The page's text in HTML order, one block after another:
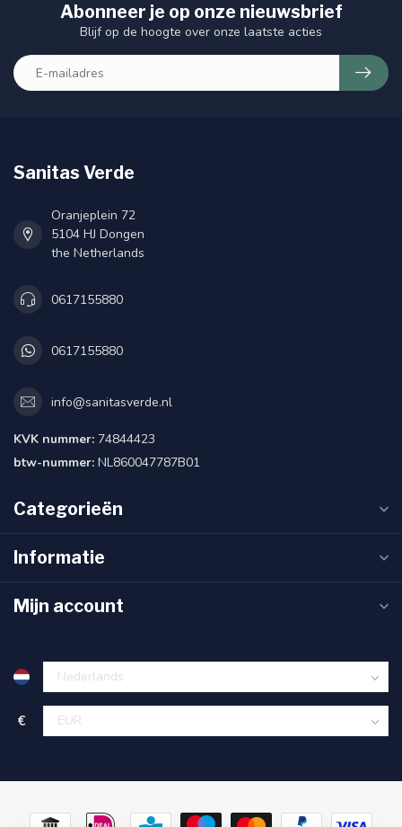
Abonneer je op onze nieuwsbrief
Blijf op de hoogte over onze laatste acties
Sanitas Verde
Oranjeplein 72
5104 HJ Dongen
the Netherlands
0617155880
0617155880
info@sanitasverde.nl
KVK nummer: 74844423
btw-nummer: NL860047787B01
Categorieën
Informatie
Mijn account
€